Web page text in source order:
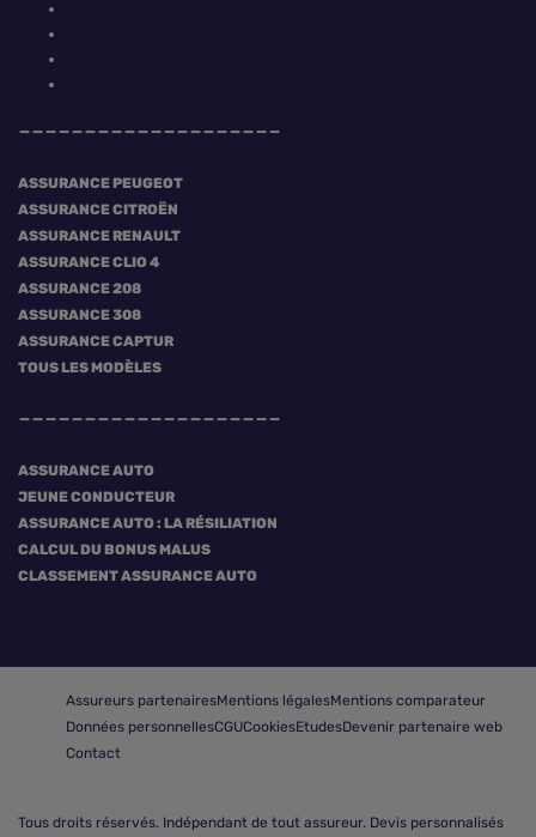
ASSURANCE PEUGEOT
ASSURANCE CITROËN
ASSURANCE RENAULT
ASSURANCE CLIO 4
ASSURANCE 208
ASSURANCE 308
ASSURANCE CAPTUR
TOUS LES MODÈLES
ASSURANCE AUTO
JEUNE CONDUCTEUR
ASSURANCE AUTO : LA RÉSILIATION
CALCUL DU BONUS MALUS
CLASSEMENT ASSURANCE AUTO
Assureurs partenairesMentions légalesMentions comparateur
Données personnellesCGUCookiesEtudesDevenir partenaire web
Contact
Tous droits réservés. Indépendant de tout assureur. Devis personnalisés